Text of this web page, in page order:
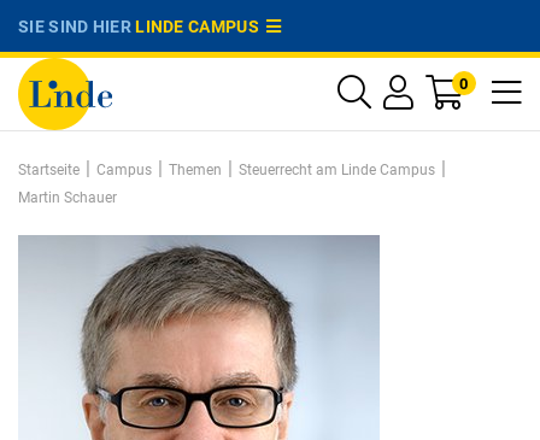
SIE SIND HIERLINDE CAMPUS
0
Startseite | Campus | Themen | Steuerrecht am Linde Campus |
Martin Schauer